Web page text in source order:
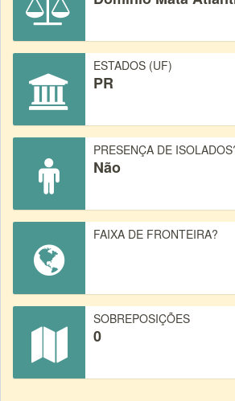
ESTADOS (UF)
PR
PRESENÇA DE
Não
FAIXA DE FRONTEIRA?
SOBREPOSIÇÕES
0